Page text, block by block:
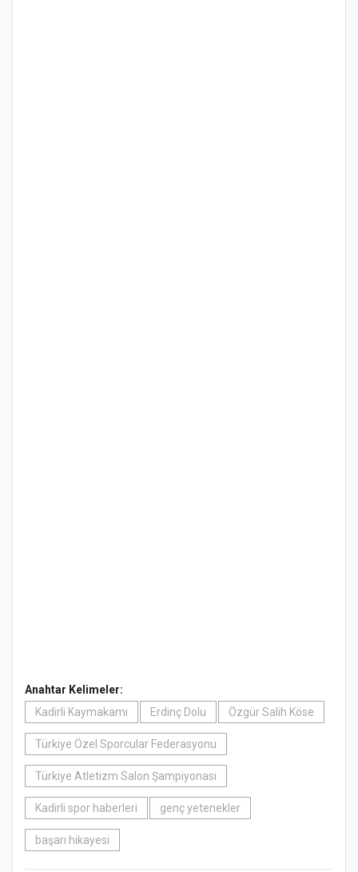
Anahtar Kelimeler:
Kadirli Kaymakamı
Erdinç Dolu Özgür Salih Köse
Türkiye Özel Sporcular Federasyonu
Türkiye Atletizm Salon Şampiyonası
Kadirli spor haberleri genç yetenekler
başarı hikayesi